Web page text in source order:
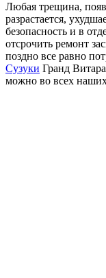
Любая трещина,
разрастается,
безопасность и в
отсрочить ремонт
поздно все равно
Сузуки Гранд
можно во всех